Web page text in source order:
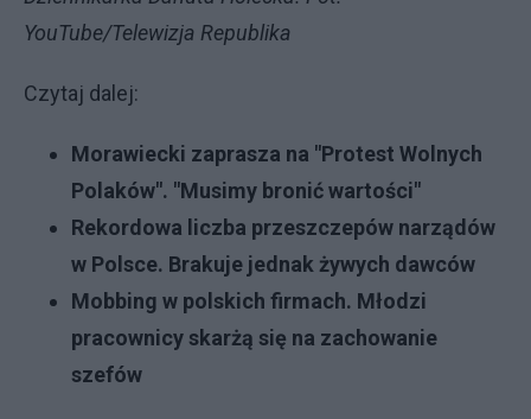
YouTube/Telewizja Republika
Czytaj dalej:
Morawiecki zaprasza na "Protest Wolnych
Polaków". "Musimy bronić wartości"
Rekordowa liczba przeszczepów narządów
w Polsce. Brakuje jednak żywych dawców
Mobbing w polskich firmach. Młodzi
pracownicy skarżą się na zachowanie
szefów